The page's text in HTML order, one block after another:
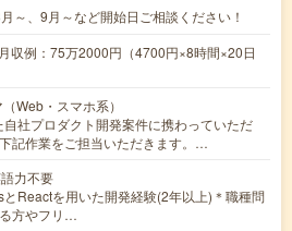
～、9月～など開始日ご相談ください！
例：75万2000円（4700円×8時間×20日
Web・スマホ系）
自社プロダクト開発案件に携わっていただ
記作業をご担当いただきます。…
力不要
とReactを用いた開発経験(2年以上)＊職種問
方やフリ…